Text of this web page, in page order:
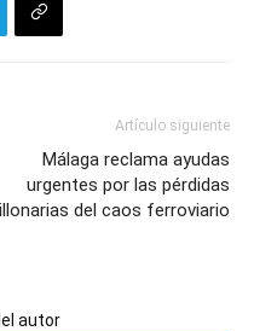
Artículo siguiente
Málaga reclama ayudas
urgentes por las pérdidas
del caos ferroviario
autor